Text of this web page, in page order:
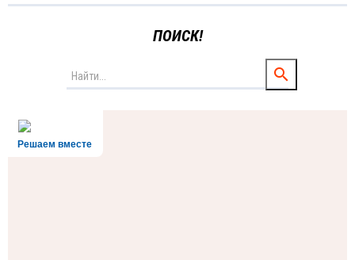
ПОИСК!
Решаем вместе